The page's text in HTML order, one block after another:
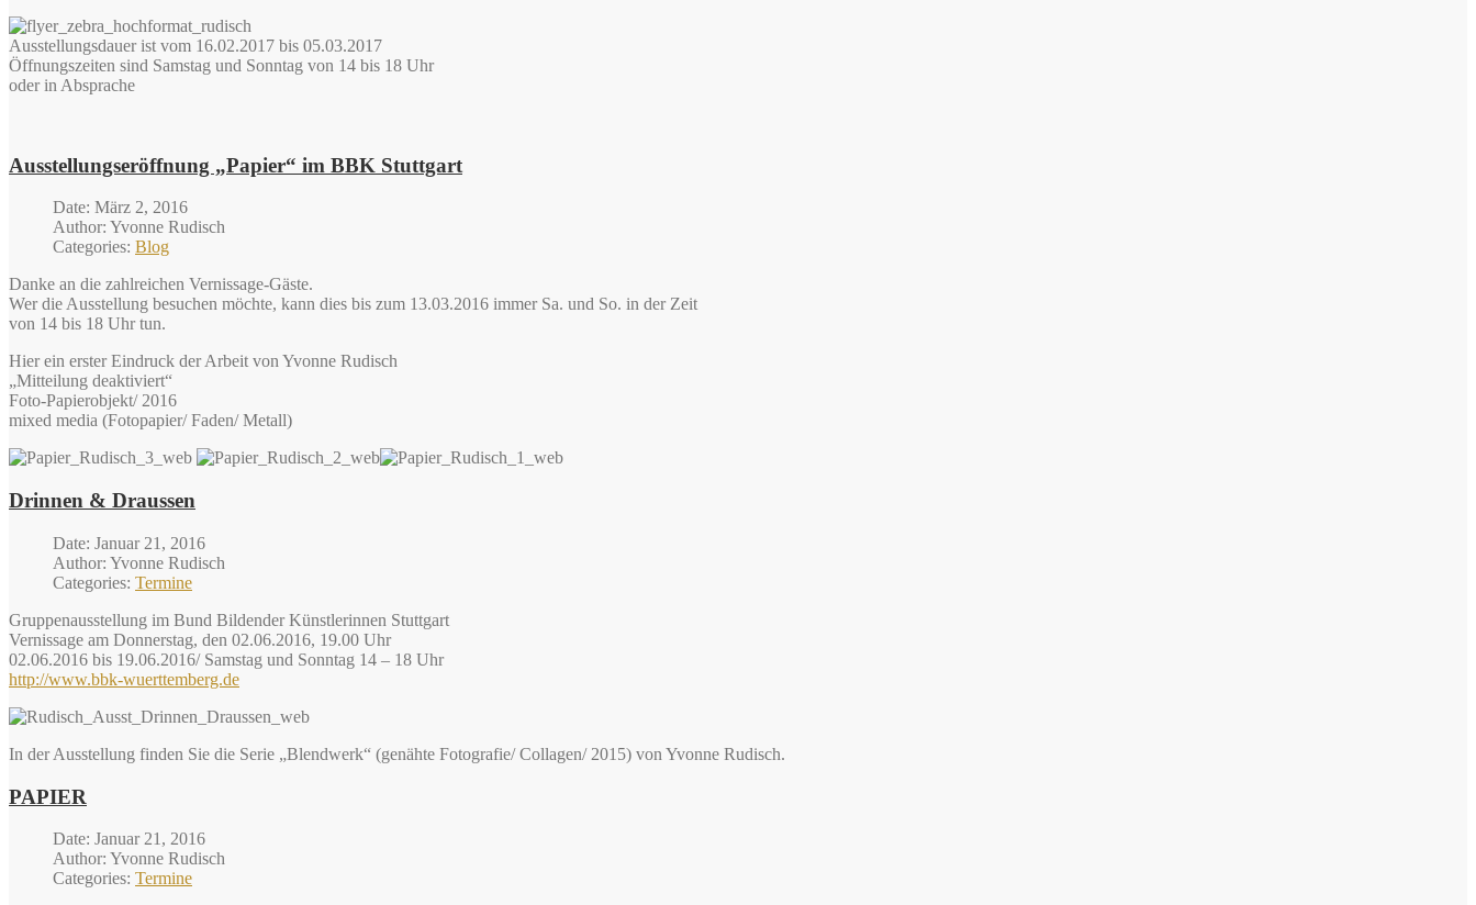
Ausstellungsdauer ist vom 16.02.2017 bis 05.03.2017
Öffnungszeiten sind Samstag und Sonntag von 14 bis 18 Uhr
oder in Absprache
Ausstellungseröffnung „Papier“ im BBK Stuttgart
Date: März 2, 2016
Author: Yvonne Rudisch
Categories: Blog
Danke an die zahlreichen Vernissage-Gäste.
Wer die Ausstellung besuchen möchte, kann dies bis zum 13.03.2016 immer Sa. und So. in der Zeit
von 14 bis 18 Uhr tun.
Hier ein erster Eindruck der Arbeit von Yvonne Rudisch
„Mitteilung deaktiviert“
Foto-Papierobjekt/ 2016
mixed media (Fotopapier/ Faden/ Metall)
Drinnen & Draussen
Date: Januar 21, 2016
Author: Yvonne Rudisch
Categories: Termine
Gruppenausstellung im Bund Bildender Künstlerinnen Stuttgart
Vernissage am Donnerstag, den 02.06.2016, 19.00 Uhr
02.06.2016 bis 19.06.2016/ Samstag und Sonntag 14 – 18 Uhr
http://www.bbk-wuerttemberg.de
In der Ausstellung finden Sie die Serie „Blendwerk“ (genähte Fotografie/ Collagen/ 2015) von Yvonne Rudisch.
PAPIER
Date: Januar 21, 2016
Author: Yvonne Rudisch
Categories: Termine